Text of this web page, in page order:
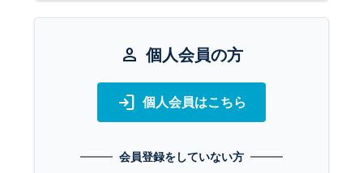
person 個人会員の方
login 個人会員はこちら
会員登録をしていない方